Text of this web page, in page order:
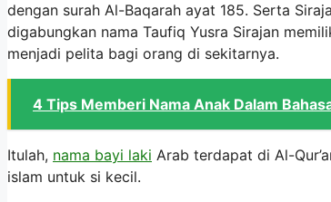
dengan surah Al-Baqarah ayat 185. Serta
digabungkan nama Taufiq Yusra Sirajan
menjadi pelita bagi orang di sekitarnya.
4 Tips Memberi Nama Anak Dalam
Itulah, nama bayi laki Arab terdapat di Al-
islam untuk si kecil.